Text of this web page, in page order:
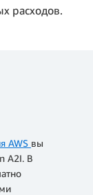
расходов.
AWS вы
A2I. В